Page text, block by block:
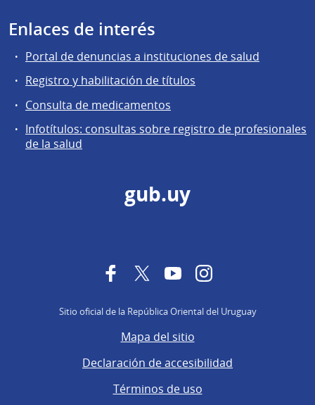
Enlaces de interés
Portal de denuncias a instituciones de salud
Registro y habilitación de títulos
Consulta de medicamentos
Infotítulos: consultas sobre registro de profesionales
de la salud
gub.uy
FacebookTwitterYouTubeInstagram
Sitio oficial de la República Oriental del Uruguay
Mapa del sitio
Declaración de accesibilidad
Términos de uso